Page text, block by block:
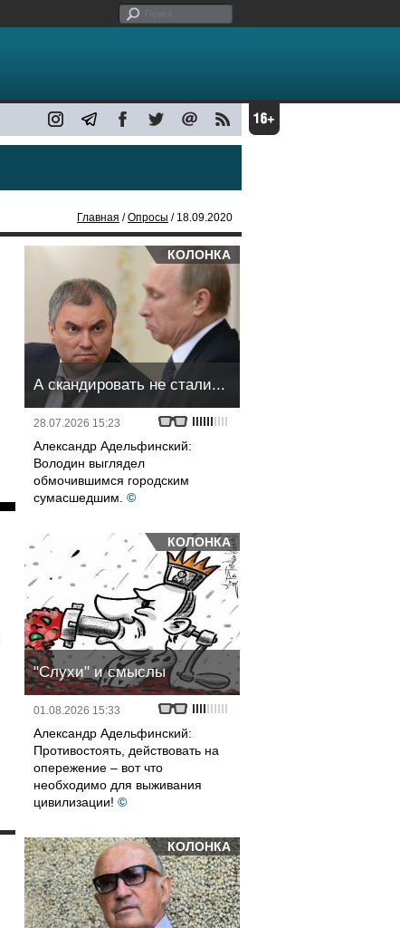
Главная /Опросы / 18.09.2020
КОЛОНКА
А скандировать не стали...
28.07.2026 15:23
Александр Адельфинский:
Володин выглядел
обмочившимся городским
сумасшедшим. ©
КОЛОНКА
"Слухи" и смыслы
01.08.2026 15:33
Александр Адельфинский:
Противостоять, действовать на
опережение – вот что
необходимо для выживания
цивилизации! ©
КОЛОНКА